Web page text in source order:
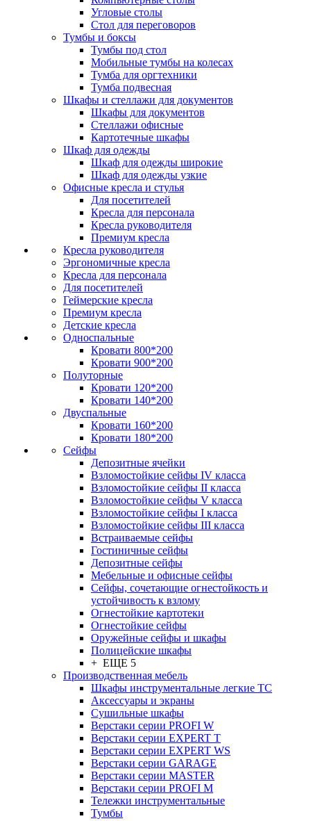
Угловые столы
Стол для переговоров
Тумбы и боксы
Тумбы под стол
Мобильные тумбы на колесах
Тумба для оргтехники
Тумба подвесная
Шкафы и стеллажи для документов
Шкафы для документов
Стеллажи офисные
Картотечные шкафы
Шкаф для одежды
Шкаф для одежды широкие
Шкаф для одежды узкие
Офисные кресла и стулья
Для посетителей
Кресла для персонала
Кресла руководителя
Премиум кресла
Кресла руководителя
Эргономичные кресла
Кресла для персонала
Для посетителей
Геймерские кресла
Премиум кресла
Детские кресла
Односпальные
Кровати 800*200
Кровати 900*200
Полуторные
Кровати 120*200
Кровати 140*200
Двуспальные
Кровати 160*200
Кровати 180*200
Сейфы
Депозитные ячейки
Взломостойкие сейфы IV класса
Взломостойкие сейфы II класса
Взломостойкие сейфы V класса
Взломостойкие сейфы I класса
Взломостойкие сейфы III класса
Встраиваемые сейфы
Гостиничные сейфы
Депозитные сейфы
Мебельные и офисные сейфы
Сейфы, сочетающие огнестойкость и
устойчивость к взлому
Огнестойкие картотеки
Огнестойкие сейфы
Оружейные сейфы и шкафы
Полицейские шкафы
+ ЕЩЕ 5
Производственная мебель
Шкафы инструментальные легкие ТС
Аксессуары и экраны
Cушильные шкафы
Верстаки серии PROFI W
Верстаки серии EXPERT T
Верстаки серии EXPERT WS
Верстаки серии GARAGE
Верстаки серии MASTER
Верстаки серии PROFI M
Тележки инструментальные
Тумбы